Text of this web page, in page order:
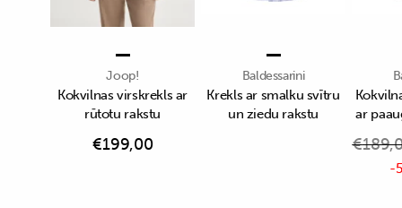
Joop!
Kokvilnas virskrekls ar
rūtotu rakstu
€199,00
Baldessarini
Krekls ar smalku svītru
un ziedu rakstu
ar
€
-